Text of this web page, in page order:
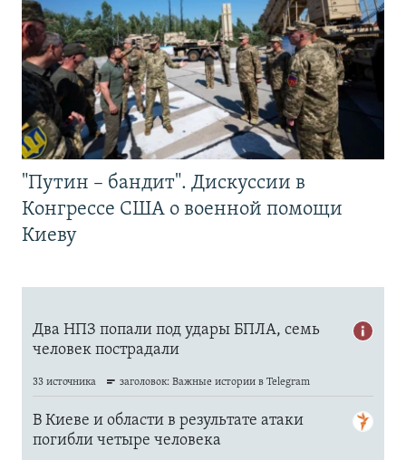
"Путин – бандит". Дискуссии в
Конгрессе США о военной помощи
Киеву